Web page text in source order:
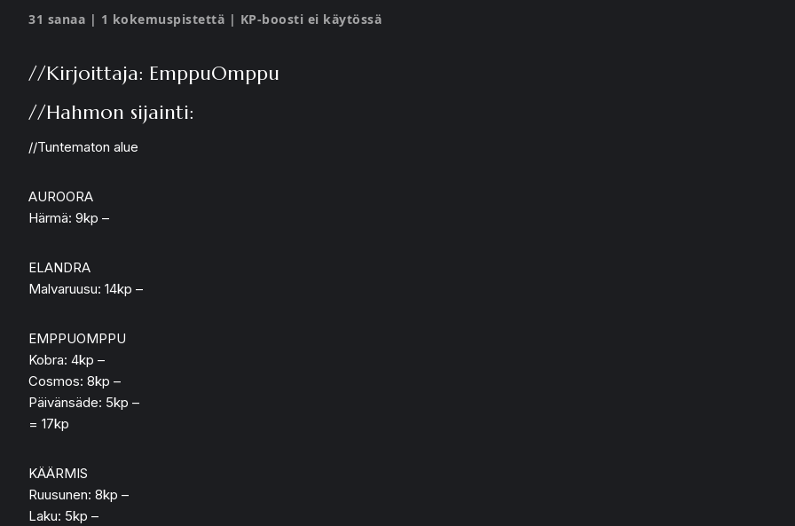
31 sanaa | 1 kokemuspistettä | KP-boosti ei käytössä
//Kirjoittaja: EmppuOmppu
//Hahmon sijainti:
//Tuntematon alue
AUROORA
Härmä: 9kp –
ELANDRA
Malvaruusu: 14kp –
EMPPUOMPPU
Kobra: 4kp –
Cosmos: 8kp –
Päivänsäde: 5kp –
= 17kp
KÄÄRMIS
Ruusunen: 8kp –
Laku: 5kp –